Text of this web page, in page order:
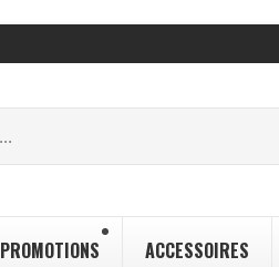
PROMOTIONS ACCESSOIRES